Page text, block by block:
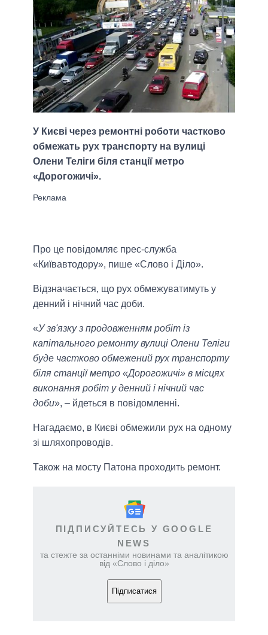
У Києві через ремонтні роботи частково
обмежать рух транспорту на вулиці
Олени Теліги біля станції метро
«Дорогожичі».
Про це повідомляє прес-служба
«Київавтодору», пише «Слово і Діло».
Відзначається, що рух обмежуватимуть у
денний і нічний час доби.
«У зв'язку з продовженням робіт із
капітального ремонту вулиці Олени Теліги
буде частково обмежений рух транспорту
біля станції метро «Дорогожичі» в місцях
виконання робіт у денний і нічний час
доби», – йдеться в повідомленні.
Нагадаємо, в Києві обмежили рух на одному
зі шляхопроводів.
Також на мосту Патона проходить ремонт.
ПІДПИСУЙТЕСЬ У GOOGLE
NEWS
та стежте за останніми новинами та аналітикою
від «Слово і діло»
Підписатися